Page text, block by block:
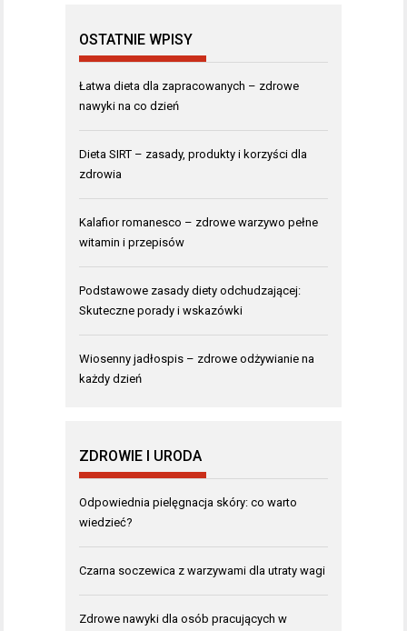
OSTATNIE WPISY
Łatwa dieta dla zapracowanych – zdrowe
nawyki na co dzień
Dieta SIRT – zasady, produkty i korzyści dla
zdrowia
Kalafior romanesco – zdrowe warzywo pełne
witamin i przepisów
Podstawowe zasady diety odchudzającej:
Skuteczne porady i wskazówki
Wiosenny jadłospis – zdrowe odżywianie na
każdy dzień
ZDROWIE I URODA
Odpowiednia pielęgnacja skóry: co warto
wiedzieć?
Czarna soczewica z warzywami dla utraty wagi
Zdrowe nawyki dla osób pracujących w